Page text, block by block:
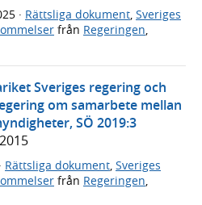
· Rättsliga dokument, Sveriges
från Regeringen,
Sveriges regering och
om samarbete mellan
SÖ 2019:3
· Rättsliga dokument, Sveriges
från Regeringen,